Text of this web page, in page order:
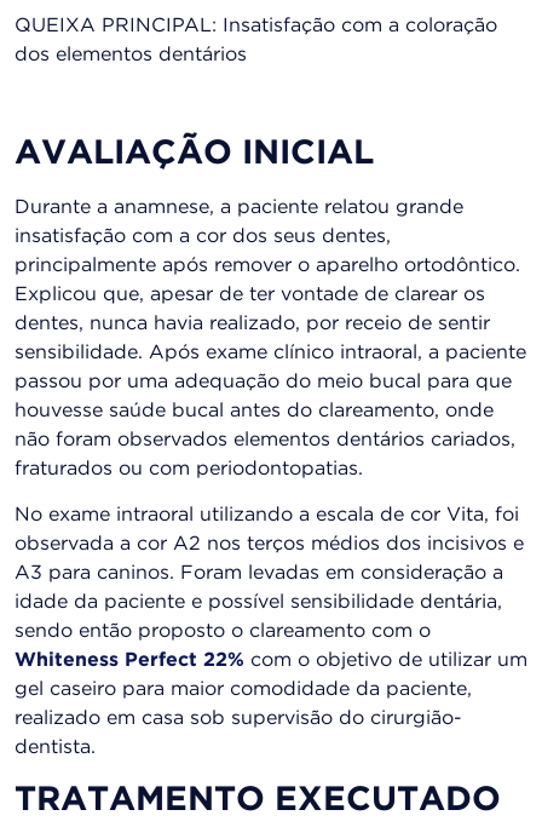
QUEIXA PRINCIPAL: Insatisfação com a coloração
dos elementos dentários
AVALIAÇÃO INICIAL
Durante a anamnese, a paciente relatou grande
insatisfação com a cor dos seus dentes,
principalmente após remover o aparelho ortodôntico.
Explicou que, apesar de ter vontade de clarear os
dentes, nunca havia realizado, por receio de sentir
sensibilidade. Após exame clínico intraoral, a paciente
passou por uma adequação do meio bucal para que
houvesse saúde bucal antes do clareamento, onde
não foram observados elementos dentários cariados,
fraturados ou com periodontopatias.
No exame intraoral utilizando a escala de cor Vita, foi
observada a cor A2 nos terços médios dos incisivos e
A3 para caninos. Foram levadas em consideração a
idade da paciente e possível sensibilidade dentária,
sendo então proposto o clareamento com o
Whiteness Perfect 22% com o objetivo de utilizar um
gel caseiro para maior comodidade da paciente,
realizado em casa sob supervisão do cirurgião-
dentista.
TRATAMENTO EXECUTADO